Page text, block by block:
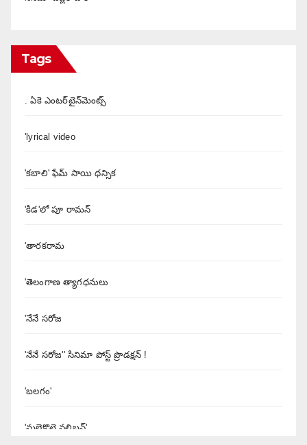
Tags
. ఏకె ఎంటర్‌టైన్‌మెంట్స్
'lyrical video
'కబాలి' ఫేమ్ సాయి ధన్సిక
'కిడ'లో పూ రామన్
'తారకరామ
'తెలంగాణ త్యాగధనులు
'నేనే సరోజ
'నేనే సరోజ'' సినిమా పోస్ట్ ప్రొడక్షన్ !
'బలగం'
'మలైకొట్టై వలిబన్'